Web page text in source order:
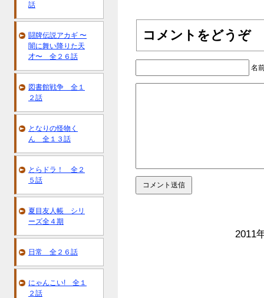
コメントをどうぞ
名
2011
話
闘牌伝説アカギ 〜
闇に舞い降りた天
才〜 全２６話
図書館戦争 全１
２話
となりの怪物く
ん 全１３話
とらドラ！ 全２
５話
夏目友人帳 シリ
ーズ全４期
日常 全２６話
にゃんこい! 全１
２話